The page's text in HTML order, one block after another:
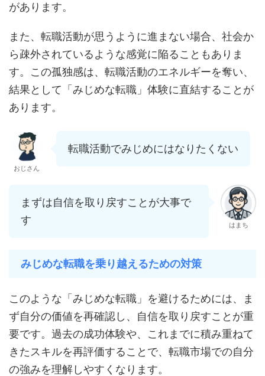
があります。
また、転職活動が思うように進まない場合、社会か
ら疎外されているような感覚に陥ることもありま
す。この孤独感は、転職活動のエネルギーを奪い、
結果として「みじめな転職」体験に直結することが
あります。
おじさん
転職活動でみじめにはなりたくない
まずは自信を取り戻すことが大事で
す
はまち
みじめな転職を乗り越えるための対策
このような「みじめな転職」を避けるためには、ま
ず自分の価値を再確認し、自信を取り戻すことが重
要です。過去の成功体験や、これまでに積み重ねて
きたスキルを再評価することで、転職市場での自分
の強みを理解しやすくなります。